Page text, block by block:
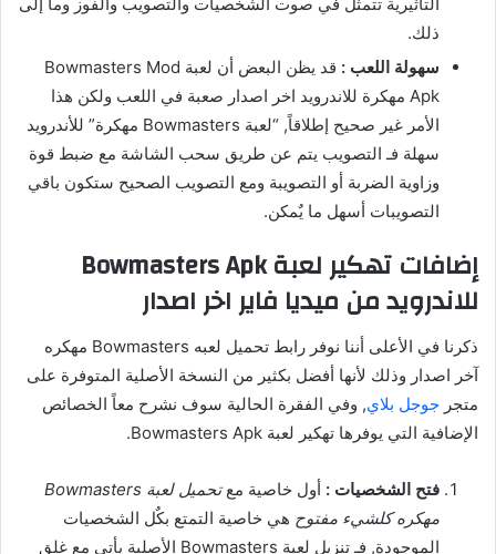
التأثيرية تتمثل في صوت الشخصيات والتصويب والفوز وما إلى
ذلك.
سهولة اللعب :
قد يظن البعض أن لعبة Bowmasters Mod
Apk مهكرة للاندرويد اخر اصدار صعبة في اللعب ولكن هذا
الأمر غير صحيح إطلاقاً, “لعبة Bowmasters مهكرة” للأندرويد
سهلة فـ التصويب يتم عن طريق سحب الشاشة مع ضبط قوة
وزاوية الضربة أو التصويبة ومع التصويب الصحيح ستكون باقي
التصويبات أسهل ما يٌمكن.
إضافات تهكير لعبة Bowmasters Apk
للاندرويد من ميديا فاير اخر اصدار
ذكرنا في الأعلى أننا نوفر رابط تحميل لعبه Bowmasters مهكره
آخر اصدار وذلك لأنها أفضل بكثير من النسخة الأصلية المتوفرة على
متجر جوجل بلاي, وفي الفقرة الحالية سوف نشرح معاً الخصائص
الإضافية التي يوفرها تهكير لعبة Bowmasters Apk.
فتح الشخصيات : أول خاصية مع
تحميل لعبة Bowmasters
مهكره كلشيء مفتوح هي خاصية التمتع بكٌل الشخصيات
الموجودة, فـ تنزيل لعبة Bowmasters الأصلية يأتي مع غلق